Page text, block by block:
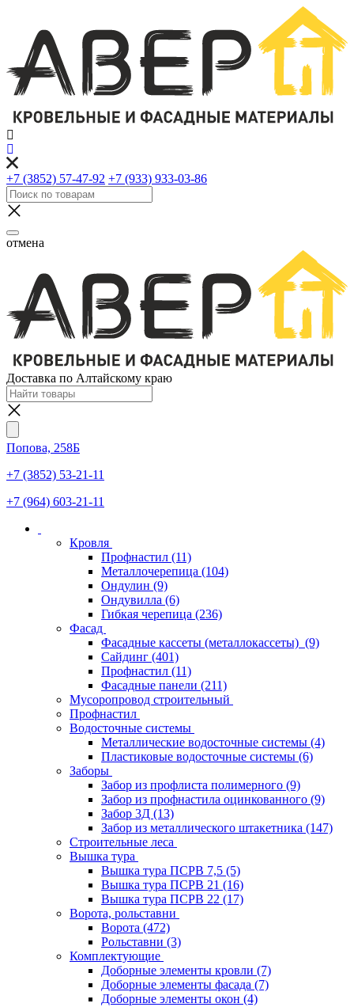
+7 (3852) 57-47-92 +7 (933) 933-03-86
отмена
Доставка по Алтайскому краю
Попова, 258Б
+7 (3852) 53-21-11
+7 (964) 603-21-11
Кровля
Профнастил (11)
Металлочерепица (104)
Ондулин (9)
Ондувилла (6)
Гибкая черепица (236)
Фасад
Фасадные кассеты (металлокассеты) (9)
Сайдинг (401)
Профнастил (11)
Фасадные панели (211)
Мусоропровод строительный
Профнастил
Водосточные системы
Металлические водосточные системы (4)
Пластиковые водосточные системы (6)
Заборы
Забор из профлиста полимерного (9)
Забор из профнастила оцинкованного (9)
Забор 3Д (13)
Забор из металлического штакетника (147)
Строительные леса
Вышка тура
Вышка тура ПСРВ 7,5 (5)
Вышка тура ПСРВ 21 (16)
Вышка тура ПСРВ 22 (17)
Ворота, рольставни
Ворота (472)
Рольставни (3)
Комплектующие
Доборные элементы кровли (7)
Доборные элементы фасада (7)
Доборные элементы окон (4)